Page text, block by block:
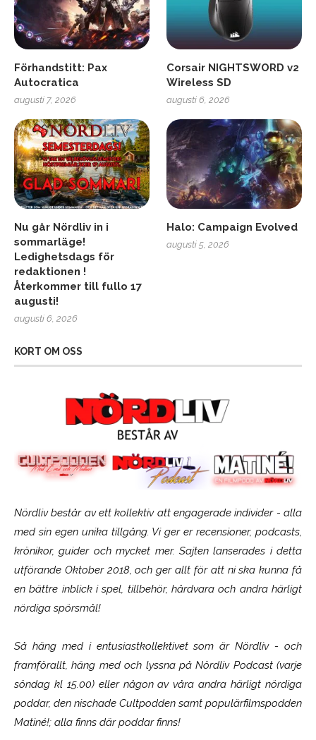
Förhandstitt: Pax
Autocratica
augusti 7, 2026
Corsair NIGHTSWORD v2
Wireless SD
augusti 6, 2026
Nu går Nördliv in i
sommarläge!
Ledighetsdags för
redaktionen !
Återkommer till fullo 17
augusti!
augusti 6, 2026
Halo: Campaign Evolved
augusti 5, 2026
KORT OM OSS
Nördliv består av ett kollektiv att engagerade individer - alla
med sin egen unika tillgång. Vi ger er recensioner, podcasts,
krönikor, guider och mycket mer. Sajten lanserades i detta
utförande Oktober 2018, och ger allt för att ni ska kunna få
en bättre inblick i spel, tillbehör, hårdvara och andra härligt
nördiga spörsmål!
Så häng med i entusiastkollektivet som ärNördliv- och
framförallt, häng med och lyssna på Nördliv Podcast (varje
söndag kl 15.00) eller någon av våra andra härligt nördiga
poddar, den nischade Cultpodden samt populärfilmspodden
Matiné!; alla finns där poddar finns!